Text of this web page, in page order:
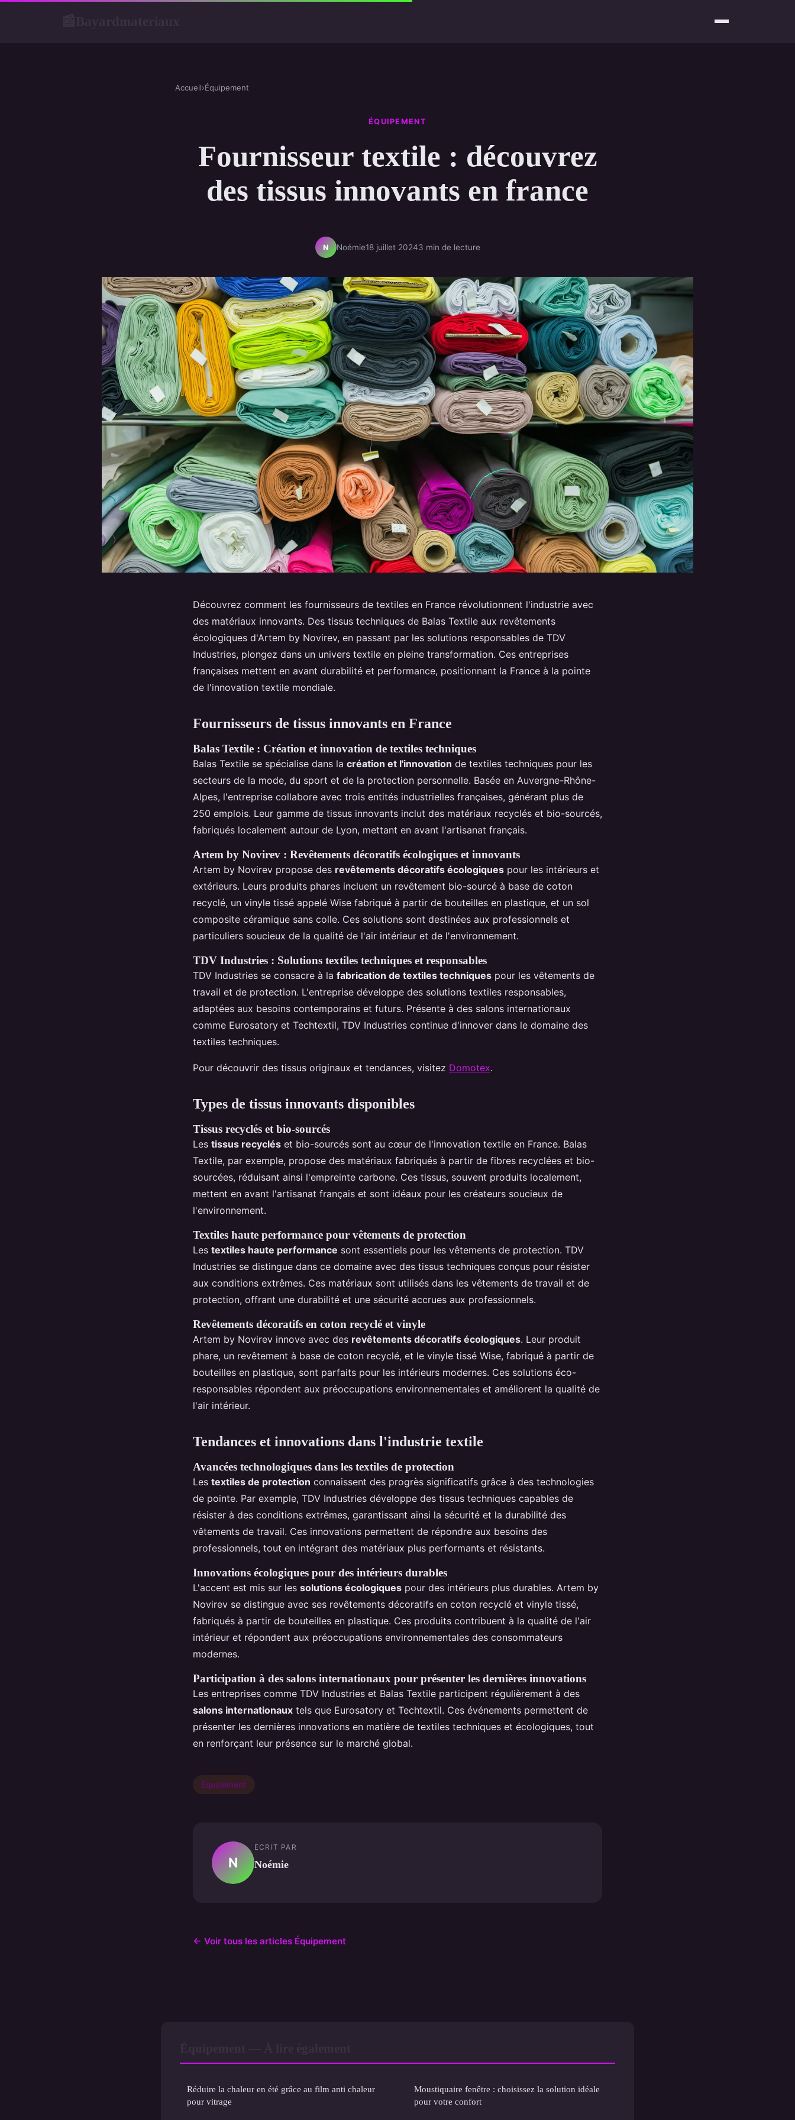
Accueil›Équipement
ÉQUIPEMENT
Fournisseur textile : découvrez
des tissus innovants en france
N Noémie18 juillet 20243 min de lecture
Découvrez comment les fournisseurs de textiles en France révolutionnent l'industrie avec
des matériaux innovants. Des tissus techniques de Balas Textile aux revêtements
écologiques d'Artem by Novirev, en passant par les solutions responsables de TDV
Industries, plongez dans un univers textile en pleine transformation. Ces entreprises
françaises mettent en avant durabilité et performance, positionnant la France à la pointe
de l'innovation textile mondiale.
Fournisseurs de tissus innovants en France
Balas Textile : Création et innovation de textiles techniques
Balas Textile se spécialise dans la création et l'innovation de textiles techniques pour les
secteurs de la mode, du sport et de la protection personnelle. Basée en Auvergne-Rhône-
Alpes, l'entreprise collabore avec trois entités industrielles françaises, générant plus de
250 emplois. Leur gamme de tissus innovants inclut des matériaux recyclés et bio-sourcés,
fabriqués localement autour de Lyon, mettant en avant l'artisanat français.
Artem by Novirev : Revêtements décoratifs écologiques et innovants
Artem by Novirev propose des revêtements décoratifs écologiques pour les intérieurs et
extérieurs. Leurs produits phares incluent un revêtement bio-sourcé à base de coton
recyclé, un vinyle tissé appelé Wise fabriqué à partir de bouteilles en plastique, et un sol
composite céramique sans colle. Ces solutions sont destinées aux professionnels et
particuliers soucieux de la qualité de l'air intérieur et de l'environnement.
TDV Industries : Solutions textiles techniques et responsables
TDV Industries se consacre à la fabrication de textiles techniques pour les vêtements de
travail et de protection. L'entreprise développe des solutions textiles responsables,
adaptées aux besoins contemporains et futurs. Présente à des salons internationaux
comme Eurosatory et Techtextil, TDV Industries continue d'innover dans le domaine des
textiles techniques.
Pour découvrir des tissus originaux et tendances, visitez Domotex.
Types de tissus innovants disponibles
Tissus recyclés et bio-sourcés
Les tissus recyclés et bio-sourcés sont au cœur de l'innovation textile en France. Balas
Textile, par exemple, propose des matériaux fabriqués à partir de fibres recyclées et bio-
sourcées, réduisant ainsi l'empreinte carbone. Ces tissus, souvent produits localement,
mettent en avant l'artisanat français et sont idéaux pour les créateurs soucieux de
l'environnement.
Textiles haute performance pour vêtements de protection
Les textiles haute performance sont essentiels pour les vêtements de protection. TDV
Industries se distingue dans ce domaine avec des tissus techniques conçus pour résister
aux conditions extrêmes. Ces matériaux sont utilisés dans les vêtements de travail et de
protection, offrant une durabilité et une sécurité accrues aux professionnels.
Revêtements décoratifs en coton recyclé et vinyle
Artem by Novirev innove avec des revêtements décoratifs écologiques. Leur produit
phare, un revêtement à base de coton recyclé, et le vinyle tissé Wise, fabriqué à partir de
bouteilles en plastique, sont parfaits pour les intérieurs modernes. Ces solutions éco-
responsables répondent aux préoccupations environnementales et améliorent la qualité de
l'air intérieur.
Tendances et innovations dans l'industrie textile
Avancées technologiques dans les textiles de protection
Les textiles de protection connaissent des progrès significatifs grâce à des technologies
de pointe. Par exemple, TDV Industries développe des tissus techniques capables de
résister à des conditions extrêmes, garantissant ainsi la sécurité et la durabilité des
vêtements de travail. Ces innovations permettent de répondre aux besoins des
professionnels, tout en intégrant des matériaux plus performants et résistants.
Innovations écologiques pour des intérieurs durables
L'accent est mis sur les solutions écologiques pour des intérieurs plus durables. Artem by
Novirev se distingue avec ses revêtements décoratifs en coton recyclé et vinyle tissé,
fabriqués à partir de bouteilles en plastique. Ces produits contribuent à la qualité de l'air
intérieur et répondent aux préoccupations environnementales des consommateurs
modernes.
Participation à des salons internationaux pour présenter les dernières innovations
Les entreprises comme TDV Industries et Balas Textile participent régulièrement à des
salons internationaux tels que Eurosatory et Techtextil. Ces événements permettent de
présenter les dernières innovations en matière de textiles techniques et écologiques, tout
en renforçant leur présence sur le marché global.
Équipement
N
ECRIT PAR
Noémie
← Voir tous les articles Équipement
Réduire la chaleur en été grâce au film anti chaleur
pour vitrage
Moustiquaire fenêtre : choisissez la solution idéale
pour votre confort